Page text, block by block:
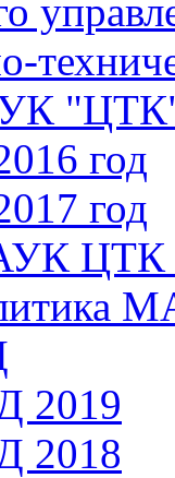
год
год
ЦТК
2019
2018